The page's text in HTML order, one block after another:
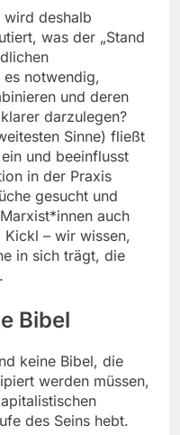
wird deshalb
was der „Stand
es notwendig,
und deren
darzulegen?
Sinne) fließt
und beeinflusst
in der Praxis
gesucht und
auch
Kickl – wir wissen,
in sich trägt, die
Bibel
keine Bibel, die
werden müssen,
des Seins hebt.